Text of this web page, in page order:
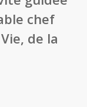
chef
de la